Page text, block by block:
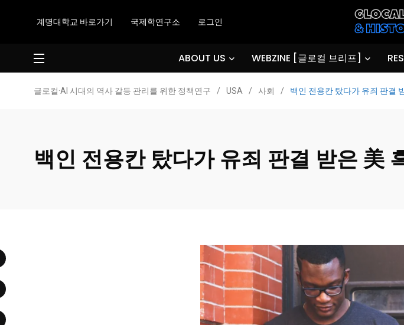
계명대학교 바로가기 국제학연구소 로그인
ABOUT US WEBZINE [글로컬 브리프]
글로컬·AI 시대의 역사 갈등 관리를 위한 정책연구 / USA / 사회 / 백인 전용칸 탔다가 유죄 판결
백인 전용칸 탔다가 유죄 판결 받은 美